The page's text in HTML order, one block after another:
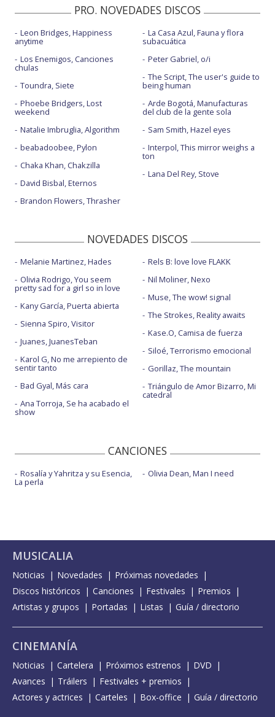
PRO. NOVEDADES DISCOS
Leon Bridges, Happiness
anytime
Los Enemigos, Canciones
chulas
Toundra, Siete
Phoebe Bridgers, Lost
weekend
Natalie Imbruglia, Algorithm
beabadoobee, Pylon
Chaka Khan, Chakzilla
David Bisbal, Eternos
Brandon Flowers, Thrasher
La Casa Azul, Fauna y flora
subacuática
Peter Gabriel, o/i
The Script, The user's guide to
being human
Arde Bogotá, Manufacturas
del club de la gente sola
Sam Smith, Hazel eyes
Interpol, This mirror weighs a
ton
Lana Del Rey, Stove
NOVEDADES DISCOS
Melanie Martinez, Hades
Olivia Rodrigo, You seem
pretty sad for a girl so in love
Kany García, Puerta abierta
Sienna Spiro, Visitor
Juanes, JuanesTeban
Karol G, No me arrepiento de
sentir tanto
Bad Gyal, Más cara
Ana Torroja, Se ha acabado el
show
Rels B: love love FLAKK
Nil Moliner, Nexo
Muse, The wow! signal
The Strokes, Reality awaits
Kase.O, Camisa de fuerza
Siloé, Terrorismo emocional
Gorillaz, The mountain
Triángulo de Amor Bizarro, Mi
catedral
CANCIONES
Rosalía y Yahritza y su Esencia,
La perla
Olivia Dean, Man I need
MUSICALIA
Noticias Novedades
Próximas novedades
Discos históricos
Canciones Festivales
Premios
Artistas y grupos
Portadas Listas Guía / directorio
CINEMANÍA
Noticias Cartelera Próximos estrenos
DVD
Avances
Tráilers
Festivales + premios
Actores y actrices
Carteles Box-office Guía / directorio